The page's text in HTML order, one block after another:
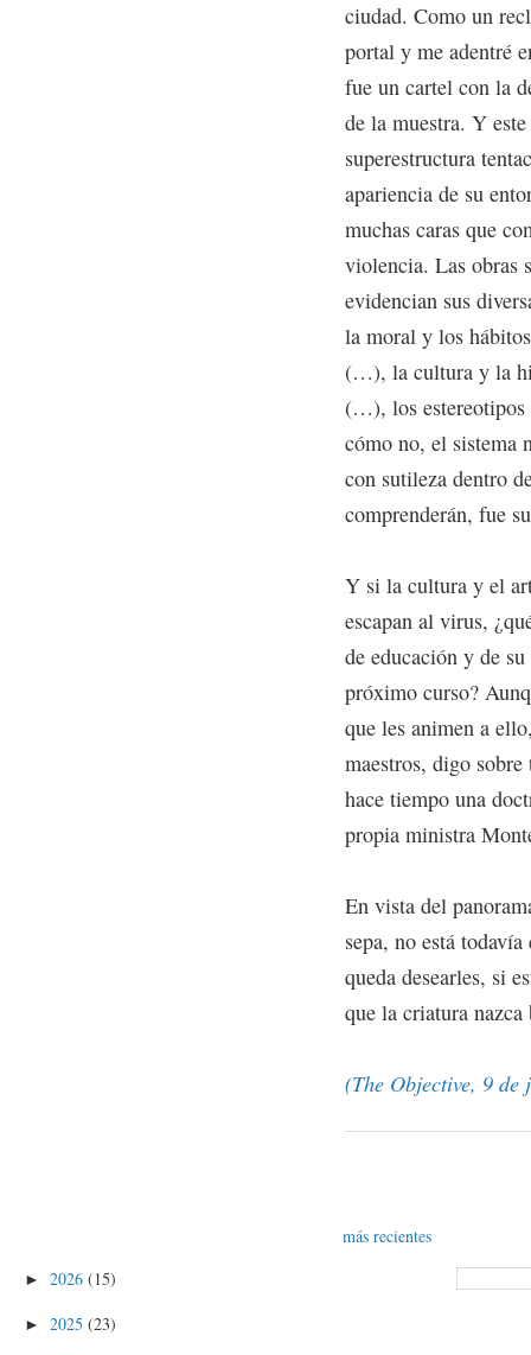
ciudad. Como un
portal y me adentré
fue un cartel con la
de la muestra. Y
superestructura
apariencia de su
muchas caras que
violencia. Las obras
evidencian sus
la moral y los
(…), la cultura y la
(…), los
cómo no, el sistema
con sutileza dentro
comprenderán, fue
Y si la cultura y el
escapan al virus,
de educación y de
próximo curso?
que les animen a
maestros, digo sobre
hace tiempo una
propia ministra
En vista del
sepa, no está
queda desearles, si
que la criatura
(The Objective, 9 de
más recientes
► 2026 (15)
► 2025 (23)